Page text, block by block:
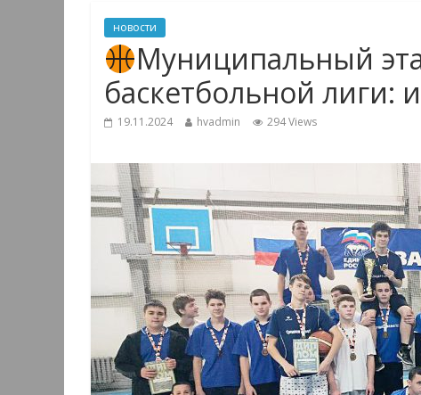
новости
Муниципальный
баскетбольной лиги:
19.11.2024 hvadmin 294 Views